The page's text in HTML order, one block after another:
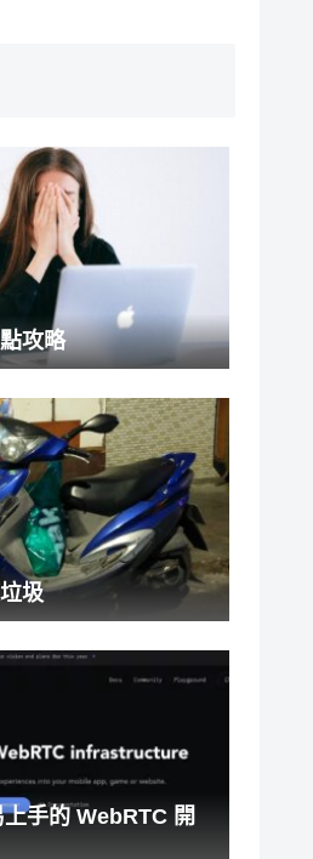
攻略
圾
手的 WebRTC 開